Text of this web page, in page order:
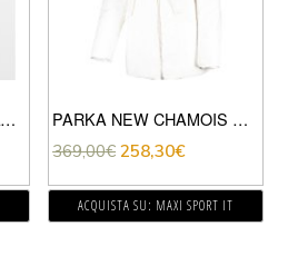
PARISIAN PETITE – GIACCA ELEGANTE BIANCO E NERO PARKA NEW CHAMOIS DONNA
369,00€ 258,30€
ACQUISTA SU: MAXI SPORT IT